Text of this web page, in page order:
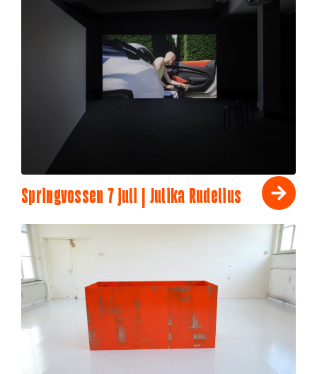
Springvossen 7 juli | Julika Rudelius